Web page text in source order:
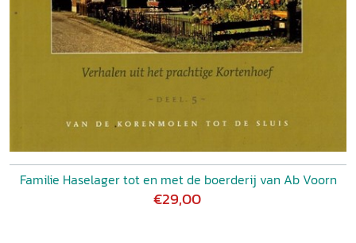
Familie Haselager tot en met de boerderij van Ab Voorn
€29,00